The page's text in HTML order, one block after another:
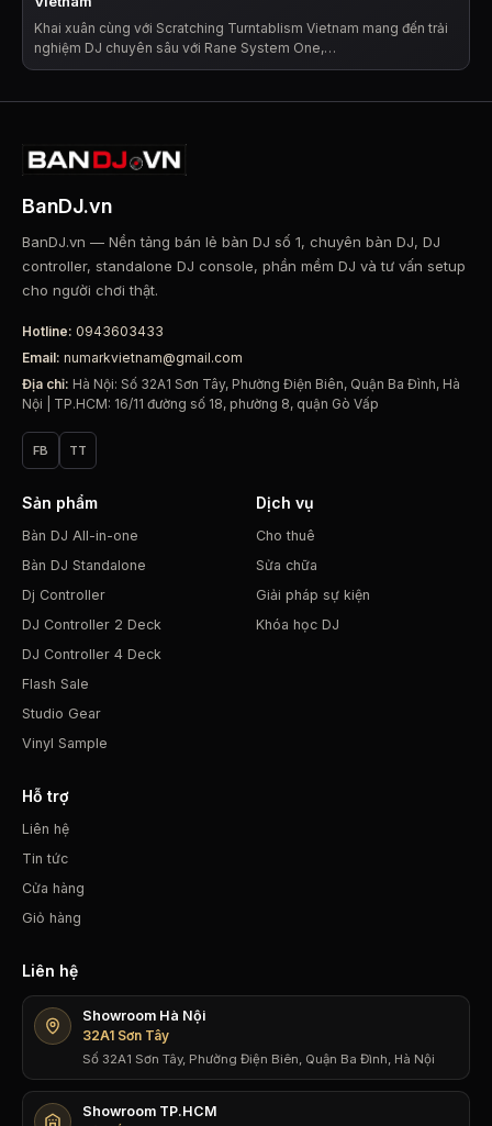
Khai xuân cùng với Scratching Turntablism Vietnam mang đến trải
nghiệm DJ chuyên sâu với Rane System One,…
BanDJ.vn
BanDJ.vn — Nền tảng bán lẻ bàn DJ số 1, chuyên bàn DJ, DJ
controller, standalone DJ console, phần mềm DJ và tư vấn setup
cho người chơi thật.
Hotline: 0943603433
Email: numarkvietnam@gmail.com
Địa chỉ: Hà Nội: Số 32A1 Sơn Tây, Phường Điện Biên, Quận Ba Đình, Hà
Nội | TP.HCM: 16/11 đường số 18, phường 8, quận Gò Vấp
FB TT
Sản phẩm
Bàn DJ All-in-one
Bàn DJ Standalone
Dj Controller
DJ Controller 2 Deck
DJ Controller 4 Deck
Flash Sale
Studio Gear
Vinyl Sample
Dịch vụ
Cho thuê
Sửa chữa
Giải pháp sự kiện
Khóa học DJ
Hỗ trợ
Liên hệ
Tin tức
Cửa hàng
Giỏ hàng
Liên hệ
Showroom Hà Nội
32A1 Sơn Tây
Số 32A1 Sơn Tây, Phường Điện Biên, Quận Ba Đình, Hà Nội
Showroom TP.HCM